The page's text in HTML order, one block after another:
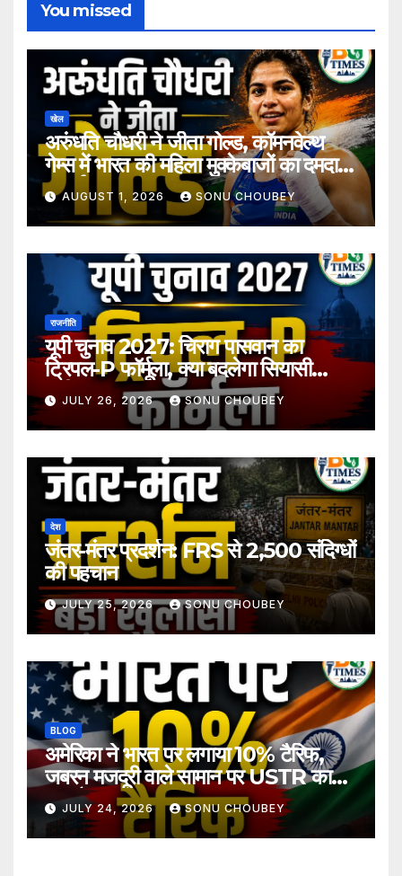
You missed
खेल
अरुंधति चौधरी ने जीता गोल्ड, कॉमनवेल्थ
गेम्स में भारत की महिला मुक्केबाजों का दमदार
प्रदर्शन
AUGUST 1, 2026 SONU CHOUBEY
राजनीति
यूपी चुनाव 2027: चिराग पासवान का
ट्रिपल-P फॉर्मूला, क्या बदलेगा सियासी
समीकरण?
JULY 26, 2026 SONU CHOUBEY
देश
जंतर-मंतर प्रदर्शन: FRS से 2,500 संदिग्धों
की पहचान
JULY 25, 2026 SONU CHOUBEY
BLOG
अमेरिका ने भारत पर लगाया 10% टैरिफ,
जबरन मजदूरी वाले सामान पर USTR का
बड़ा फैसला
JULY 24, 2026 SONU CHOUBEY